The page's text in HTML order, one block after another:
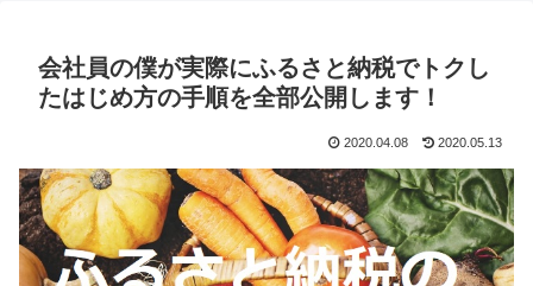
会社員の僕が実際にふるさと納税でトクし
たはじめ方の手順を全部公開します！
2020.04.08 2020.05.13